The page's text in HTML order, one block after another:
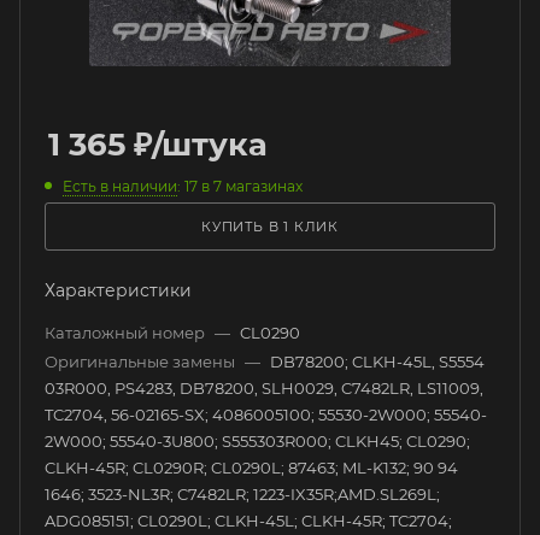
1 365 ₽/штука
Есть в наличии: 17 в 7 магазинах
КУПИТЬ В 1 КЛИК
Характеристики
Каталожный номер — CL0290
Оригинальные замены — DB78200; CLKH-45L, S5554
03R000, PS4283, DB78200, SLH0029, C7482LR, LS11009,
TC2704, 56-02165-SX; 4086005100; 55530-2W000; 55540-
2W000; 55540-3U800; S555303R000; CLKH45; CL0290;
CLKH-45R; CL0290R; CL0290L; 87463; ML-K132; 90 94
1646; 3523-NL3R; C7482LR; 1223-IX35R;AMD.SL269L;
ADG085151; CL0290L; CLKH-45L; CLKH-45R; TC2704;